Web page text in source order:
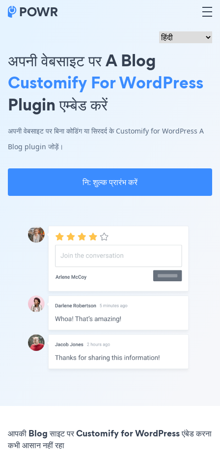
अपनी वेबसाइट पर A Blog
Customify For WordPress
Plugin एम्बेड करें
अपनी वेबसाइट पर बिना कोडिंग या सिरदर्द के Customify for WordPress A
Blog plugin जोड़ें।
नि: शुल्क प्रारंभ करें
आपकी Blog साइट पर Customify for WordPress एंबेड करना
कभी आसान नहीं रहा